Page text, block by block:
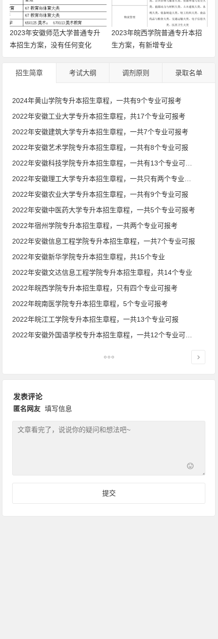
2023年安徽师范大学普通专升
本招生方案，没有任何变化
2023年皖西学院普通专升本招
生方案，有新增专业
招生简章 考试大纲 调剂原则 录取名单
2024年黄山学院专升本招生章程，一共有9个专业可报考
2022年安徽工业大学专升本招生章程，共17个专业可报考
2022年安徽建筑大学专升本招生章程，一共7个专业可报考
2022年安徽艺术学院专升本招生章程，一共有8个专业可报
2022年安徽农业大学专升本招生章程，一共有9个专业可报
2022年安徽中医药大学专升本招生章程，一共5个专业可报考
2022年宿州学院专升本招生章程，一共两个专业可报考
2022年安徽信息工程学院专升本招生章程，一共7个专业可报
2022年安徽新华学院专升本招生章程，共15个专业
2022年安徽文达信息工程学院专升本招生章程，共14个专业
2022年皖西学院专升本招生章程，只有四个专业可报考
2022年皖南医学院专升本招生章程，5个专业可报考
2022年皖江工学院专升本招生章程，一共13个专业可报
发表评论
匿名网友 填写信息